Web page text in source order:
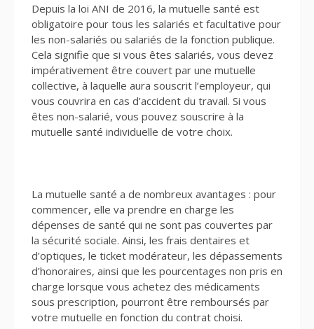
Depuis la loi ANI de 2016, la mutuelle santé est
obligatoire pour tous les salariés et facultative pour
les non-salariés ou salariés de la fonction publique.
Cela signifie que si vous êtes salariés, vous devez
impérativement être couvert par une mutuelle
collective, à laquelle aura souscrit l’employeur, qui
vous couvrira en cas d’accident du travail. Si vous
êtes non-salarié, vous pouvez souscrire à la
mutuelle santé individuelle de votre choix.
La mutuelle santé a de nombreux avantages : pour
commencer, elle va prendre en charge les
dépenses de santé qui ne sont pas couvertes par
la sécurité sociale. Ainsi, les frais dentaires et
d’optiques, le ticket modérateur, les dépassements
d’honoraires, ainsi que les pourcentages non pris en
charge lorsque vous achetez des médicaments
sous prescription, pourront être remboursés par
votre mutuelle en fonction du contrat choisi.